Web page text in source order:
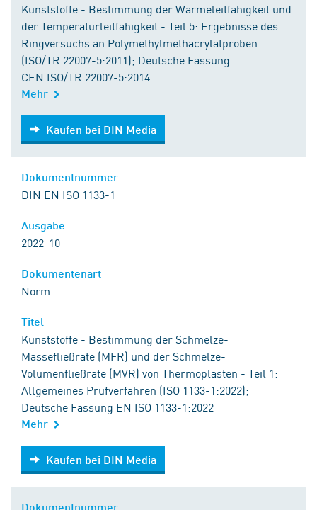
Kunststoffe - Bestimmung der Wärmeleitfähigkeit und
der Temperaturleitfähigkeit - Teil 5: Ergebnisse des
Ringversuchs an Polymethylmethacrylatproben
(ISO/TR 22007-5:2011); Deutsche Fassung
CEN ISO/TR 22007-5:2014
Mehr
Kaufen bei DIN Media
Kaufen bei DIN Media
DIN EN ISO 1133-1
2022-10
Norm
Kunststoffe - Bestimmung der Schmelze-
Massefließrate (MFR) und der Schmelze-
Volumenfließrate (MVR) von Thermoplasten - Teil 1:
Allgemeines Prüfverfahren (ISO 1133-1:2022);
Deutsche Fassung EN ISO 1133-1:2022
Mehr
Kaufen bei DIN Media
Kaufen bei DIN Media